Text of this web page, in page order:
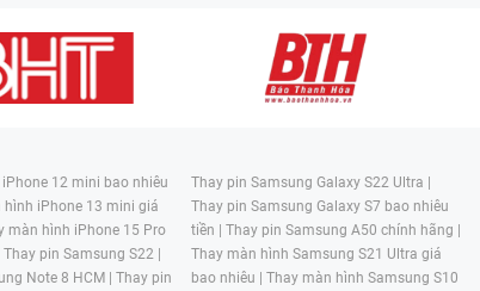
12 mini bao nhiêu
hình iPhone 13 mini giá
màn hình iPhone 15 Pro
Thay pin Samsung S22 |
Note 8 HCM | Thay pin
Thay pin Samsung Galaxy S22 Ultra |
Thay pin Samsung Galaxy S7 bao nhiêu
tiền | Thay pin Samsung A50 chính hãng |
Thay màn hình Samsung S21 Ultra giá
bao nhiêu | Thay màn hình Samsung S10